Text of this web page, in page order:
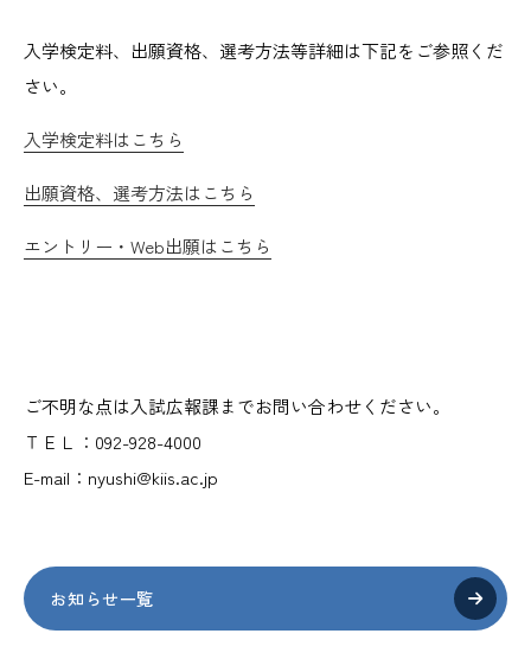
入学検定料、出願資格、選考方法等詳細は下記をご参照くだ
さい。
入学検定料はこちら
出願資格、選考方法はこちら
エントリー・Web出願はこちら
ご不明な点は入試広報課までお問い合わせください。
ＴＥＬ：092-928-4000
E-mail：nyushi@kiis.ac.jp
お知らせ一覧